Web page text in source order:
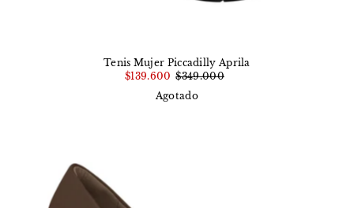
Tenis Mujer Piccadilly Aprila
$139.600 $349.000
Agotado